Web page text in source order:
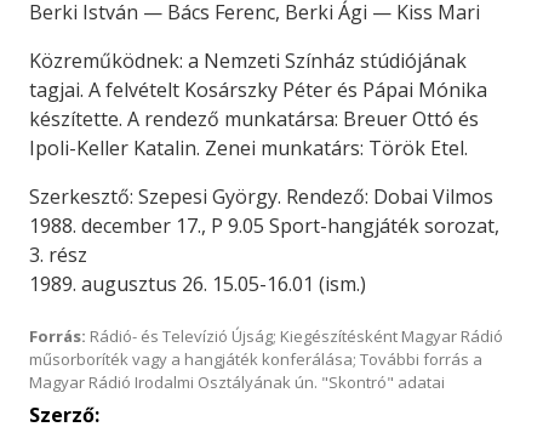
Berki István — Bács Ferenc, Berki Ági — Kiss Mari
Közreműködnek: a Nemzeti Színház stúdiójának
tagjai. A felvételt Kosárszky Péter és Pápai Mónika
készítette. A rendező munkatársa: Breuer Ottó és
Ipoli-Keller Katalin. Zenei munkatárs: Török Etel.
Szerkesztő: Szepesi György. Rendező: Do­bai Vilmos
1988. december 17., P 9.05 Sport-hangjáték sorozat,
3. rész
1989. augusztus 26. 15.05-16.01 (ism.)
Forrás: Rádió- és Televízió Újság; Kiegészítésként Magyar Rádió
műsorboríték vagy a hangjáték konferálása; További forrás a
Magyar Rádió Irodalmi Osztályának ún. "Skontró" adatai
Szerző: